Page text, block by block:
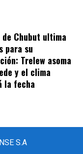
de Chubut ultima
para su
Trelew asoma
y el clima
la fecha
S.A